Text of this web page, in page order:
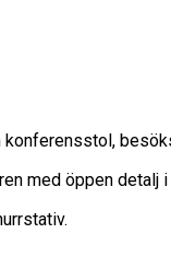
konferensstol,
med öppen detalj